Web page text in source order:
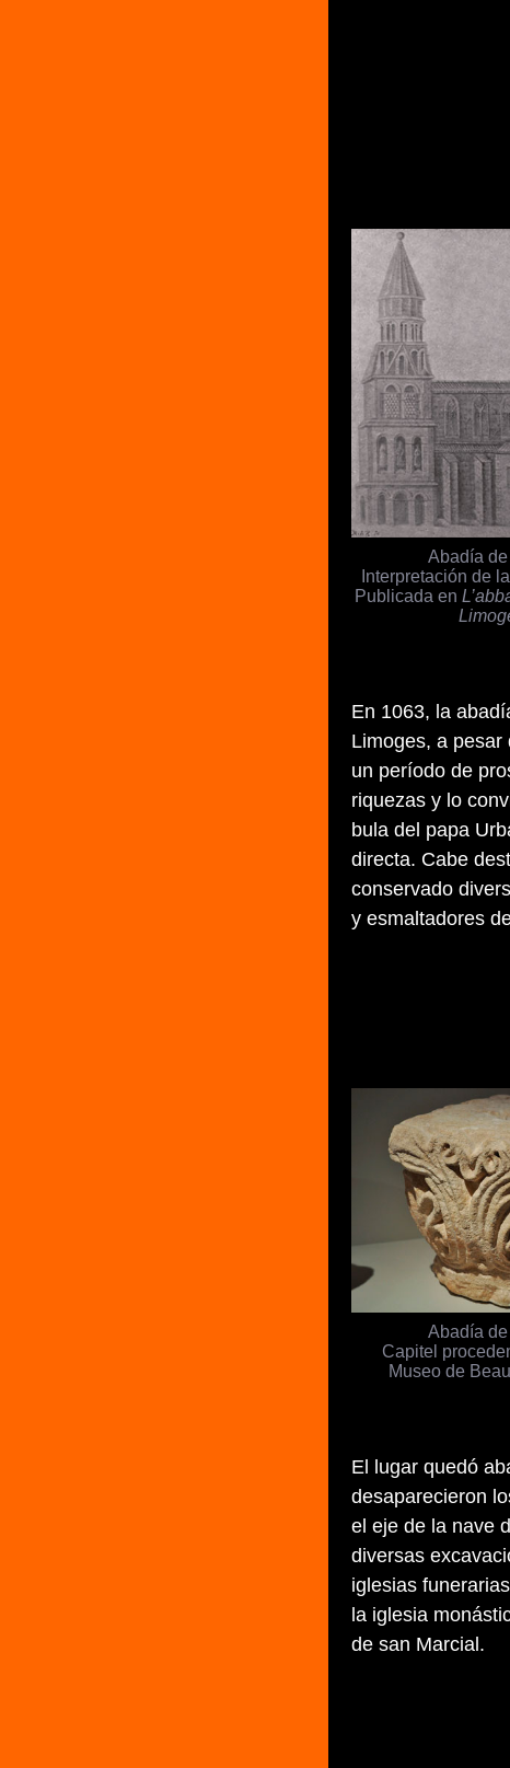
Abadía
Interpretación de
Publicada en
En 1063, la
Limoges, a
un período de
riquezas y lo
bula del papa
directa. Cabe
conservado
y esmaltadores
Abadía
Capitel
Museo de
El lugar quedó
desaparecieron
el eje de la nave
diversas
iglesias
la iglesia
de san Marcial.